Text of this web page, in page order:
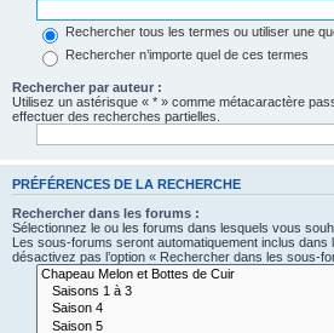
Rechercher tous les termes ou utiliser une
Rechercher n’importe quel de ces termes
Rechercher par auteur :
Utilisez un astérisque « * » comme métacaractère
effectuer des recherches partielles.
PRÉFÉRENCES DE LA RECHERCHE
Rechercher dans les forums :
Sélectionnez le ou les forums dans lesquels vous
Les sous-forums seront automatiquement inclus
désactivez pas l’option « Rechercher dans les sous-